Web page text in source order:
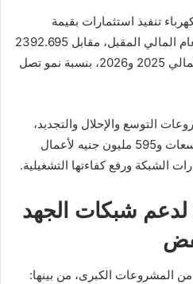
تنفيذ استثمارات بقيمة
2560.450 مليون جنيه خلال العام المالي المقبل، مقابل 2392.695
مليون جنيه متوقع خلال العام المالي 2025 و2026، بنسبة نمو تصل
التوسع والإحلال والتجديد،
بإجمالي 1147 مليون جنيه للتوسعات و595 مليون جنيه لأعمال
الشبكة ورفع كفاءتها التشغيلية.
شبكات الجهد
المشروعات الكبرى، من بينها: